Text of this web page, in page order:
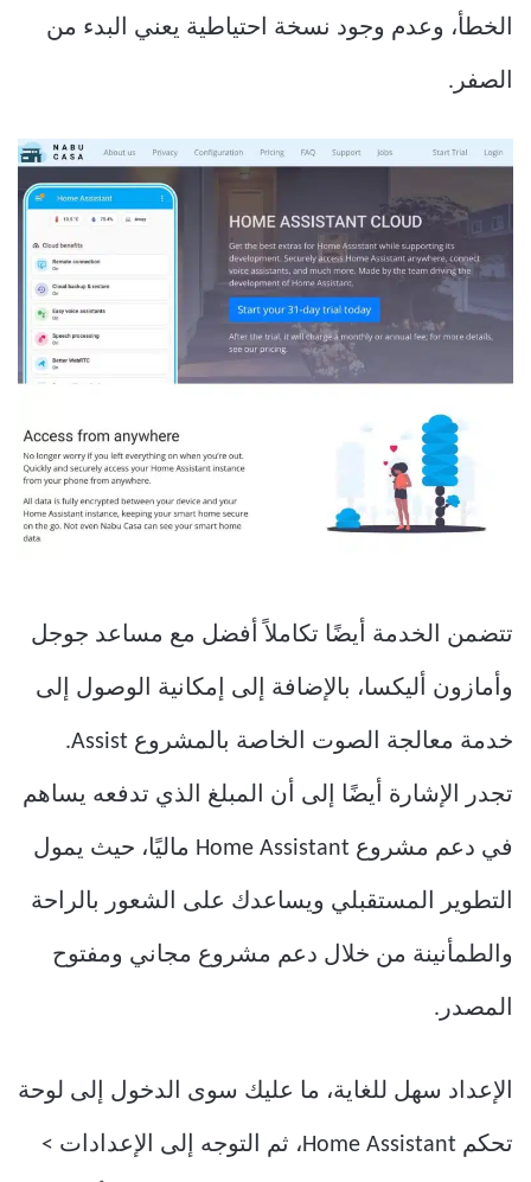
الخطأ، وعدم وجود نسخة احتياطية يعني البدء من
الصفر.
تتضمن الخدمة أيضًا تكاملاً أفضل مع مساعد جوجل
وأمازون أليكسا، بالإضافة إلى إمكانية الوصول إلى
خدمة معالجة الصوت الخاصة بالمشروع Assist.
تجدر الإشارة أيضًا إلى أن المبلغ الذي تدفعه يساهم
في دعم مشروع Home Assistant ماليًا، حيث يمول
التطوير المستقبلي ويساعدك على الشعور بالراحة
والطمأنينة من خلال دعم مشروع مجاني ومفتوح
المصدر.
الإعداد سهل للغاية، ما عليك سوى الدخول إلى لوحة
تحكم Home Assistant، ثم التوجه إلى الإعدادات >